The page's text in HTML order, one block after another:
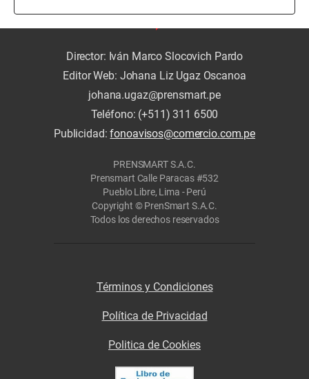
Director: Iván Marco Slocovich Pardo
Editor Web: Johana Liz Ugaz Oscanoa
johana.ugaz@prensmart.pe
Teléfono: (+511) 311 6500
Publicidad:fonoavisos@comercio.com.pe
PRENSMART S.A.C.
Prensmart Calle Paracas #532
Pueblo Libre, Lima - Perú
Copyright © PrenSmart S.A.C.
Todos los derechos reservados
Términos y Condiciones
Política de Privacidad
Politica de Cookies